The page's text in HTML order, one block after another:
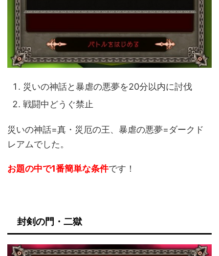
災いの神話と暴虐の悪夢を20分以内に討伐
戦闘中どうぐ禁止
災いの神話=真・災厄の王、暴虐の悪夢=ダークド
レアムでした。
お題の中で1番簡単な条件です！
封剣の門・二獄